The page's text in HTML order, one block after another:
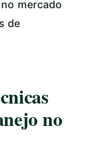
mercado
de
no